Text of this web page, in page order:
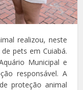
realizou, neste
pets em Cuiabá.
Municipal e
responsável. A
proteção animal